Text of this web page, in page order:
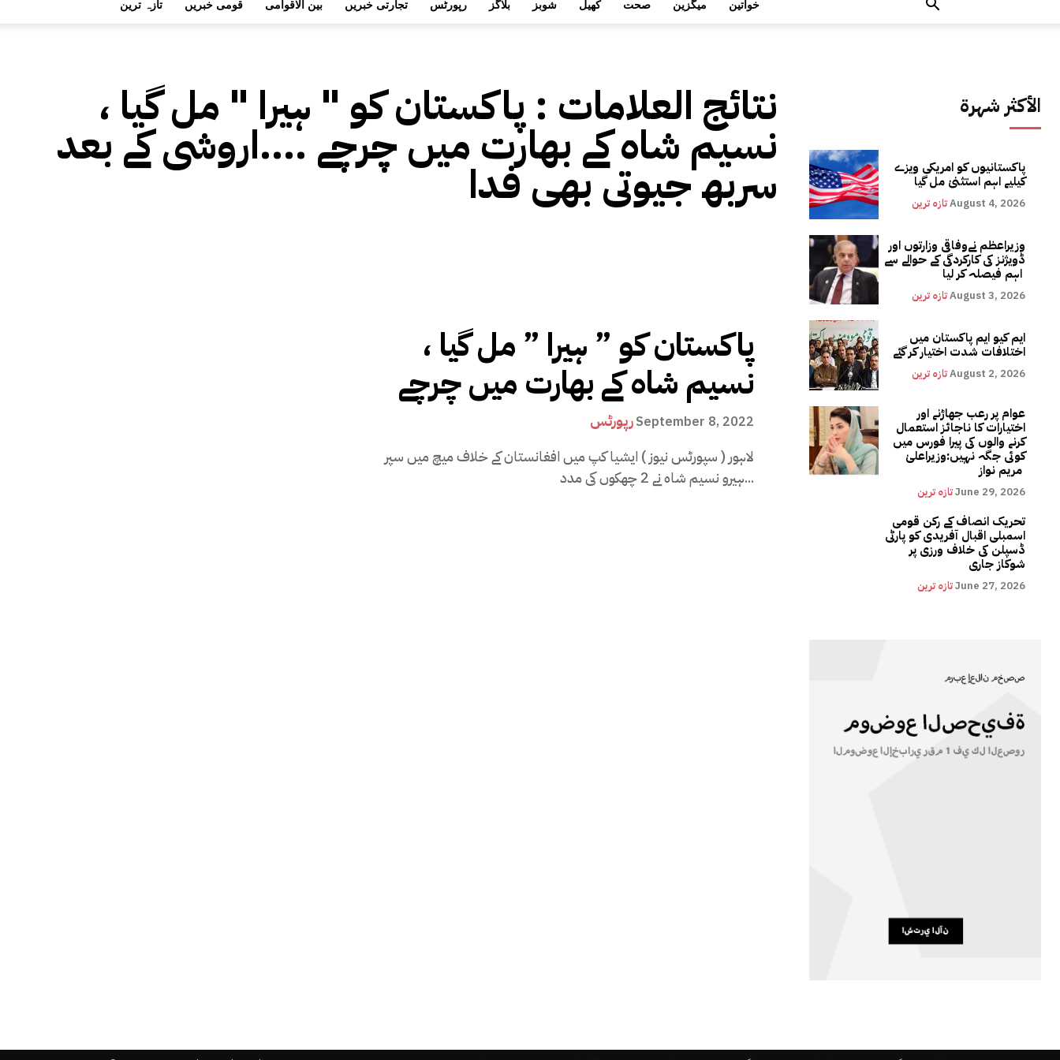
تازہ ترین قومی خبریں بین الاقوامی تجارتی خبریں رپورٹس بلاگز شوبز کھیل صحت میگزین خواتین
نتائج العلامات :پاکستان کو " ہیرا " مل گیا ،
نسیم شاہ کے بھارت میں چرچے ....اروشی کے بعد
سربھ جیوتی بھی فدا
پاکستان کو ” ہیرا ” مل گیا ،
نسیم شاہ کے بھارت میں چرچے
رپورٹسSeptember 8, 2022
لاہور ( سپورٹس نیوز ) ایشیا کپ میں افغانستان کے خلاف میچ میں سپر
ہیرو نسیم شاہ نے 2 چھکوں کی مدد...
الأكثر شهرة
پاکستانیوں کو امریکی ویزے
کیلیے اہم استثنیٰ مل گیا
تازہ ترینAugust 4, 2026
وزیراعظم نےوفاقی وزارتوں اور
ڈویژنز کی کارکردگی کے حوالے سے
تازہ ترینAugust 3, 2026
ایم کیو ایم پاکستان میں
اختلافات شدت اختیار کر گئے
تازہ ترینAugust 2, 2026
عوام پر رعب جھاڑنے اور
اختیارات کا ناجائز استعمال
کرنے والوں کی پیرا فورس میں
کوئی جگہ نہیں:وزیراعلیٰ
تازہ ترینJune 29, 2026
تحریک انصاف کے رکن قومی
اسمبلی اقبال آفریدی کو پارٹی
ڈسپلن کی خلاف ورزی پر
شوکاز جاری
تازہ ترینJune 27, 2026